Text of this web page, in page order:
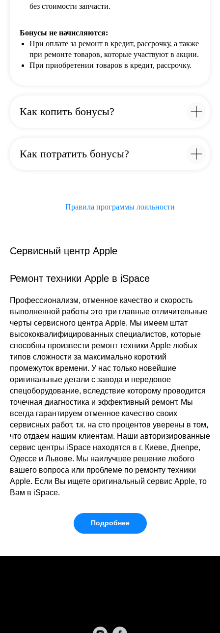
без стоимости запчасти.
Бонусы не начисляются:
При оплате за ремонт в кредит, рассрочку, а также
при ремонте товаров, которые участвуют в акции.
При приобретении товаров в кредит, рассрочку.
Как копить бонусы?
Как потратить бонусы?
Правила программы лояльности
Сервисный центр Apple
Ремонт техники Apple в iSpace
Профессионализм, отменное качество и скорость
выполненной работы это три главные отличительные
черты сервисного центра Apple. Мы имеем штат
высококвалифицированных специалистов, которые
способны произвести ремонт техники Apple любых
типов сложности за максимально короткий
промежуток времени. У нас только новейшие
оригинальные детали с завода и передовое
спецоборудование, вследствие которому проводится
точечная диагностика и эффективный ремонт. Мы
всегда гарантируем отменное качество своих
сервисных работ, т.к. на сто процентов уверены в том,
что отдаем нашим клиентам. Наши авторизированные
сервис центры iSpace находятся в г. Киеве, Днепре,
Одессе и Львове. Мы наилучшее решение любого
вашего вопроса или проблеме по ремонту техники
Apple. Если Вы ищете оригинальный сервис Apple, то
Вам в iSpace.
Подробнее